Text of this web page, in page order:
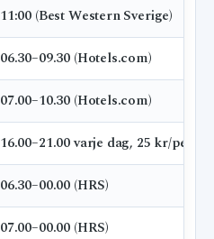
11:00 (Best Western Sverige)
06.30–09.30 (Hotels.com)
07.00–10.30 (Hotels.com)
16.00–21.00 varje dag, 25 kr/
06.30–00.00 (HRS)
07.00–00.00 (HRS)